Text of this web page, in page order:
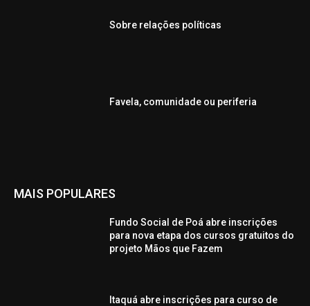
Sobre relações políticas
Favela, comunidade ou periferia
MAIS POPULARES
Fundo Social de Poá abre inscrições
para nova etapa dos cursos gratuitos do
projeto Mãos que Fazem
Itaquá abre inscrições para curso de